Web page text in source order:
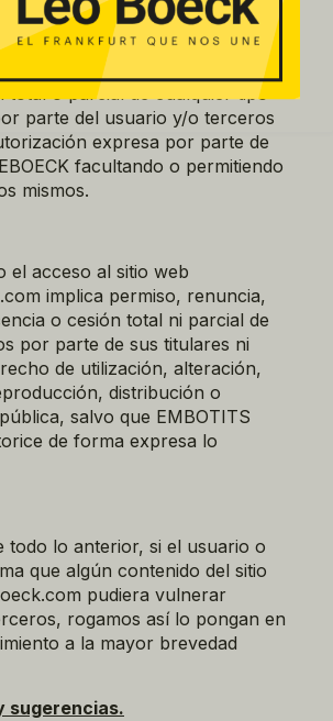
exclusivamente a
o a sus licenciadores,
prohibida la reproducción
total o parcial de cualquier tipo
parte del usuario y/o terceros
expresa por parte de
facultando o permitiendo
mismos.
el acceso al sitio web
implica permiso, renuncia,
o cesión total ni parcial de
por parte de sus titulares ni
de utilización, alteración,
distribución o
salvo que EMBOTITS
de forma expresa lo
todo lo anterior, si el usuario o
que algún contenido del sitio
pudiera vulnerar
rogamos así lo pongan en
a la mayor brevedad
sugerencias.